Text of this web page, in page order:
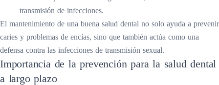
transmisión de infecciones.
El mantenimiento de una buena salud dental no solo ayuda a prevenir
caries y problemas de encías, sino que también actúa como una
defensa contra las infecciones de transmisión sexual.
Importancia de la prevención para la salud dental
a largo plazo